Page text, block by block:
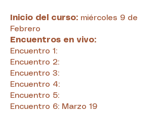
Inicio del curso: miércoles 9 de
Febrero
Encuentros en vivo:
Encuentro 1:
Encuentro 2:
Encuentro 3:
Encuentro 4:
Encuentro 5:
Encuentro 6: Marzo 19